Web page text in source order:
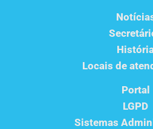
Locais de
Portal
LGPD
Sistemas